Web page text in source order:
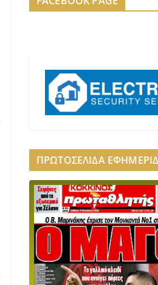
ΠΡΩΤΟΣΕΛΙΔΑ